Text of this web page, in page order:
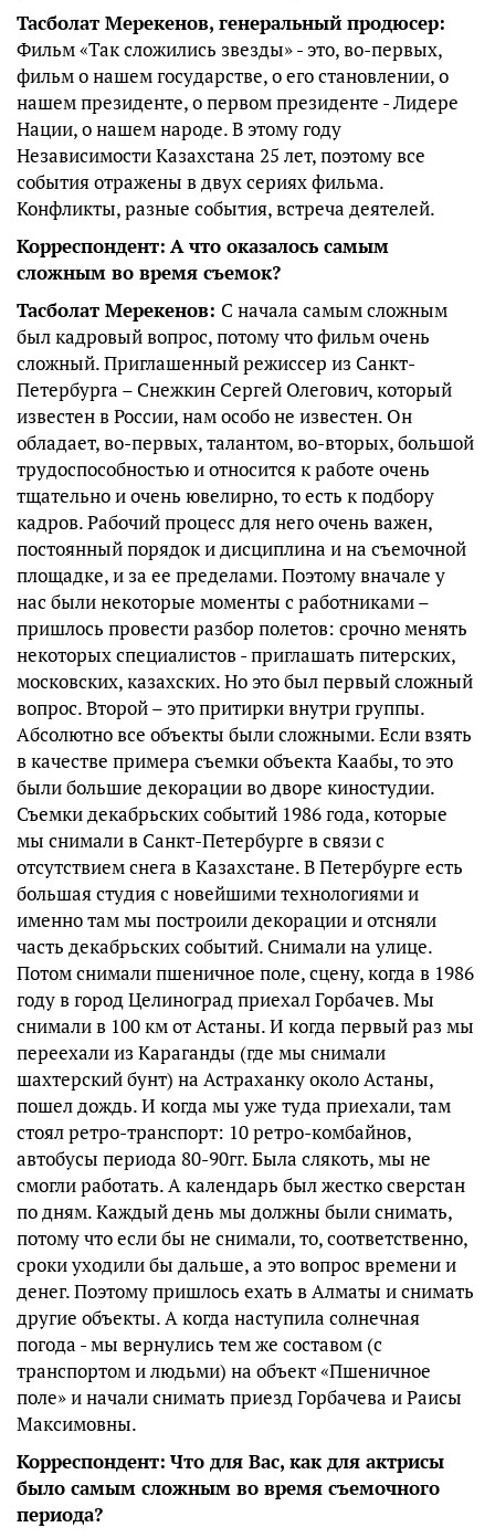
Тасболат Мерекенов, генеральный продюсер:
Фильм «Так сложились звезды» - это, во-первых,
фильм о нашем государстве, о его становлении, о
нашем президенте, о первом президенте - Лидере
Нации, о нашем народе. В этому году
Независимости Казахстана 25 лет, поэтому все
события отражены в двух сериях фильма.
Конфликты, разные события, встреча деятелей.
Корреспондент: А что оказалось самым
сложным во время съемок?
Тасболат Мерекенов: С начала самым сложным
был кадровый вопрос, потому что фильм очень
сложный. Приглашенный режиссер из Санкт-
Петербурга – Снежкин Сергей Олегович, который
известен в России, нам особо не известен. Он
обладает, во-первых, талантом, во-вторых, большой
трудоспособностью и относится к работе очень
тщательно и очень ювелирно, то есть к подбору
кадров. Рабочий процесс для него очень важен,
постоянный порядок и дисциплина и на съемочной
площадке, и за ее пределами. Поэтому вначале у
нас были некоторые моменты с работниками –
пришлось провести разбор полетов: срочно менять
некоторых специалистов - приглашать питерских,
московских, казахских. Но это был первый сложный
вопрос. Второй – это притирки внутри группы.
Абсолютно все объекты были сложными. Если взять
в качестве примера съемки объекта Каабы, то это
были большие декорации во дворе киностудии.
Съемки декабрьских событий 1986 года, которые
мы снимали в Санкт-Петербурге в связи с
отсутствием снега в Казахстане. В Петербурге есть
большая студия с новейшими технологиями и
именно там мы построили декорации и отсняли
часть декабрьских событий. Снимали на улице.
Потом снимали пшеничное поле, сцену, когда в 1986
году в город Целиноград приехал Горбачев. Мы
снимали в 100 км от Астаны. И когда первый раз мы
переехали из Караганды (где мы снимали
шахтерский бунт) на Астраханку около Астаны,
пошел дождь. И когда мы уже туда приехали, там
стоял ретро-транспорт: 10 ретро-комбайнов,
автобусы периода 80-90гг. Была слякоть, мы не
смогли работать. А календарь был жестко сверстан
по дням. Каждый день мы должны были снимать,
потому что если бы не снимали, то, соответственно,
сроки уходили бы дальше, а это вопрос времени и
денег. Поэтому пришлось ехать в Алматы и снимать
другие объекты. А когда наступила солнечная
погода - мы вернулись тем же составом (с
транспортом и людьми) на объект «Пшеничное
поле» и начали снимать приезд Горбачева и Раисы
Максимовны.
Корреспондент: Что для Вас, как для актрисы
было самым сложным во время съемочного
периода?